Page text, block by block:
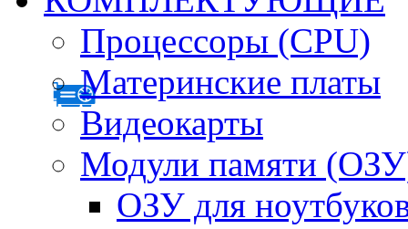
Процессоры (CPU)
Материнские платы
Видеокарты
Модули памяти
ОЗУ для